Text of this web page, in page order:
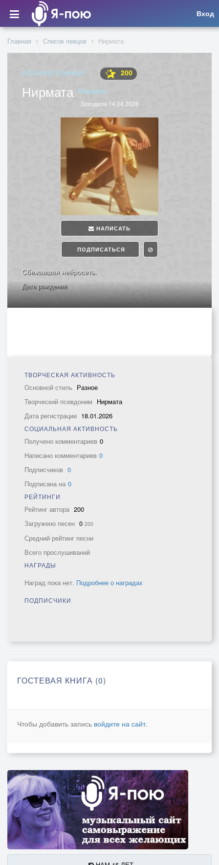
Вход
Главная Список певцов Нирмата
ИСПОЛНИТЕЛЬНИЦА 200
Нирмата Нирмата
Заходила 14.04.2026
НАПИСАТЬ
ПОДПИСАТЬСЯ
Сбежавшая нейросеть.
Дата рождения
ТВОРЧЕСКАЯ АКТИВНОСТЬ
Основной стиль Разное
Творческий псевдоним Нирмата
Дата регистрации 18.01.2026
СОЦИАЛЬНАЯ АКТИВНОСТЬ
Получено комментариев 0
Написано комментариев 0
Подписчиков 0
Подписана на 0
РЕЙТИНГИ
Рейтинг автора 200
Загружено песен 0 200
Средний рейтинг песни
Всего прослушиваний
НАГРАДЫ
Наград пока нет. Подробнее о наградах
ПОДПИСЧИКИ
ГОСТЕВАЯ КНИГА (0)
Чтобы добавить запись войдите на сайт.